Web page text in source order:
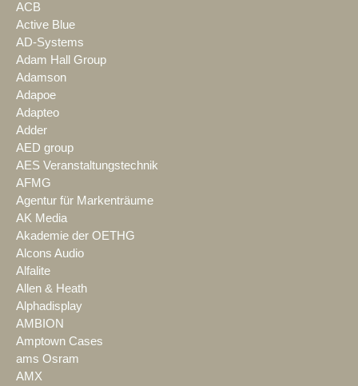
ACB
Active Blue
AD-Systems
Adam Hall Group
Adamson
Adapoe
Adapteo
Adder
AED group
AES Veranstaltungstechnik
AFMG
Agentur für Markenträume
AK Media
Akademie der OETHG
Alcons Audio
Alfalite
Allen & Heath
Alphadisplay
AMBION
Amptown Cases
ams Osram
AMX